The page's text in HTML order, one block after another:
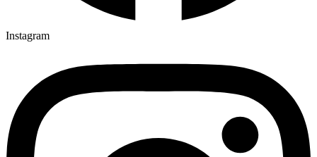
Instagram